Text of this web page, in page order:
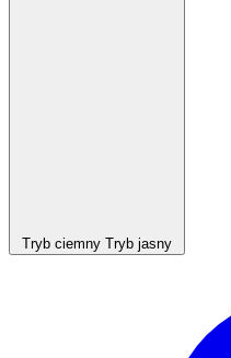
Tryb ciemny Tryb jasny